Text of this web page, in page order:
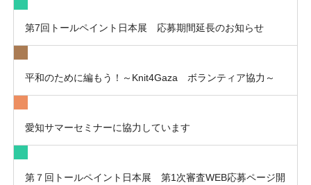
第7回トールペイント日本展 応募期間延長のお知らせ
平和のために編もう！～Knit4Gaza ボランティア協力～
愛知サマーセミナーに協力しています
第７回トールペイント日本展 第1次審査WEB応募ページ開